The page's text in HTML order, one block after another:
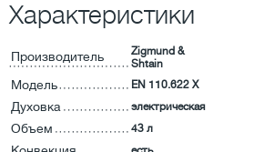
Характеристики
Производитель
Zigmund &
Shtain
Модель EN 110.622 X
Духовка электрическая
Объем 43 л